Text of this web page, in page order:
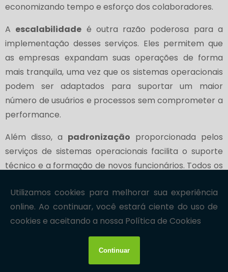
economizando tempo e esforço dos colaboradores.
A escalabilidade é outra razão poderosa para a
implementação desses serviços. Eles permitem que
as empresas expandam suas operações de forma
mais tranquila, uma vez que os sistemas operacionais
podem ser adaptados para suportar um maior
número de usuários e processos sem comprometer a
performance.
Além disso, a padronização proporcionada pelos
serviços de sistemas operacionais facilita o suporte
técnico e a formação de novos funcionários. Todos os
conjunto de ferramentas semelhantes, o que
simplifica a resolução de problemas e a formação.
operacionais pode resultar em uma